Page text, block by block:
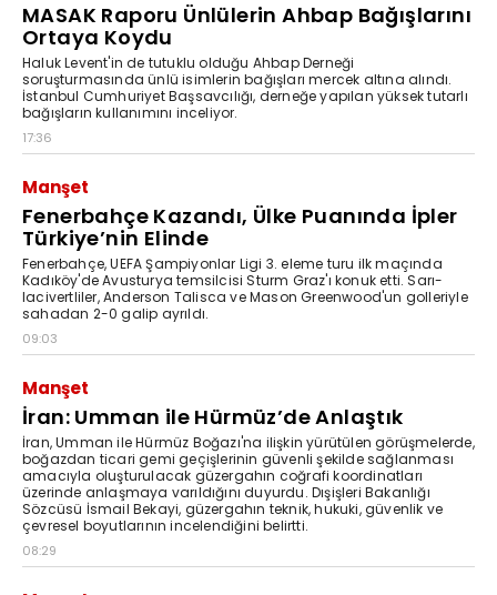
MASAK Raporu Ünlülerin Ahbap Bağışlarını
Ortaya Koydu
Haluk Levent'in de tutuklu olduğu Ahbap Derneği
soruşturmasında ünlü isimlerin bağışları mercek altına alındı.
İstanbul Cumhuriyet Başsavcılığı, derneğe yapılan yüksek tutarlı
bağışların kullanımını inceliyor.
17:36
Manşet
Fenerbahçe Kazandı, Ülke Puanında İpler
Türkiye’nin Elinde
Fenerbahçe, UEFA Şampiyonlar Ligi 3. eleme turu ilk maçında
Kadıköy'de Avusturya temsilcisi Sturm Graz'ı konuk etti. Sarı-
lacivertliler, Anderson Talisca ve Mason Greenwood'un golleriyle
sahadan 2-0 galip ayrıldı.
09:03
Manşet
İran: Umman ile Hürmüz’de Anlaştık
İran, Umman ile Hürmüz Boğazı'na ilişkin yürütülen görüşmelerde,
boğazdan ticari gemi geçişlerinin güvenli şekilde sağlanması
amacıyla oluşturulacak güzergahın coğrafi koordinatları
üzerinde anlaşmaya varıldığını duyurdu. Dışişleri Bakanlığı
Sözcüsü İsmail Bekayi, güzergahın teknik, hukuki, güvenlik ve
çevresel boyutlarının incelendiğini belirtti.
08:29